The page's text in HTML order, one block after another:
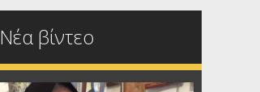
Νέα βίντεο